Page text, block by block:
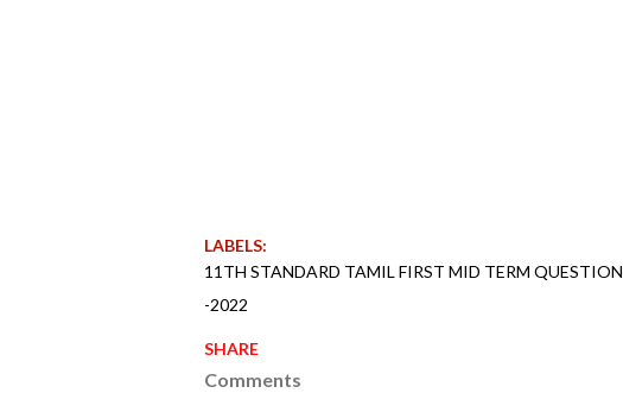
LABELS:
11TH STANDARD TAMIL FIRST MID TERM
-2022
SHARE
Comments